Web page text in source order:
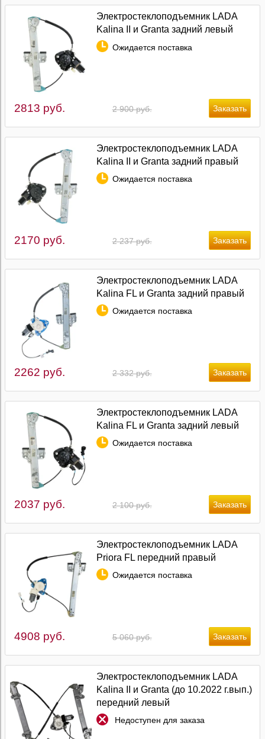
Электростеклоподъемник LADA
Kalina II и Granta задний левый
Ожидается поставка
2 900 руб.
2813 руб.
Электростеклоподъемник LADA
Kalina II и Granta задний правый
Ожидается поставка
2 237 руб.
2170 руб.
Электростеклоподъемник LADA
Kalina FL и Granta задний правый
Ожидается поставка
2 332 руб.
2262 руб.
Электростеклоподъемник LADA
Kalina FL и Granta задний левый
Ожидается поставка
2 100 руб.
2037 руб.
Электростеклоподъемник LADA
Priora FL передний правый
Ожидается поставка
5 060 руб.
4908 руб.
Электростеклоподъемник LADA
Kalina II и Granta (до 10.2022 г.вып.)
передний левый
Недоступен для заказа